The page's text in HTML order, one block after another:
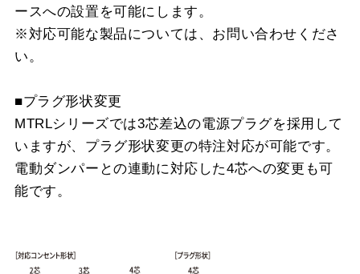
ースへの設置を可能にします。
※対応可能な製品については、お問い合わせくださ
い。
■プラグ形状変更
MTRLシリーズでは3芯差込の電源プラグを採用して
いますが、プラグ形状変更の特注対応が可能です。
電動ダンパーとの連動に対応した4芯への変更も可
能です。